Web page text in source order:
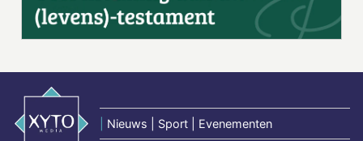
Nieuws | Sport | Evenementen